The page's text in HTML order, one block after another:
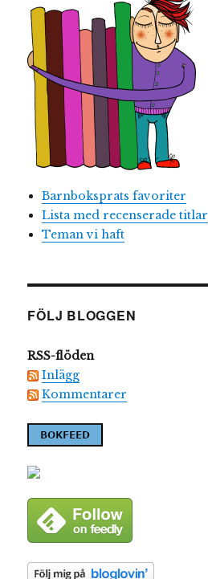
Barnboksprats favoriter
Lista med recenserade titlar
Teman vi haft
FÖLJ BLOGGEN
RSS-flöden
Inlägg
Kommentarer